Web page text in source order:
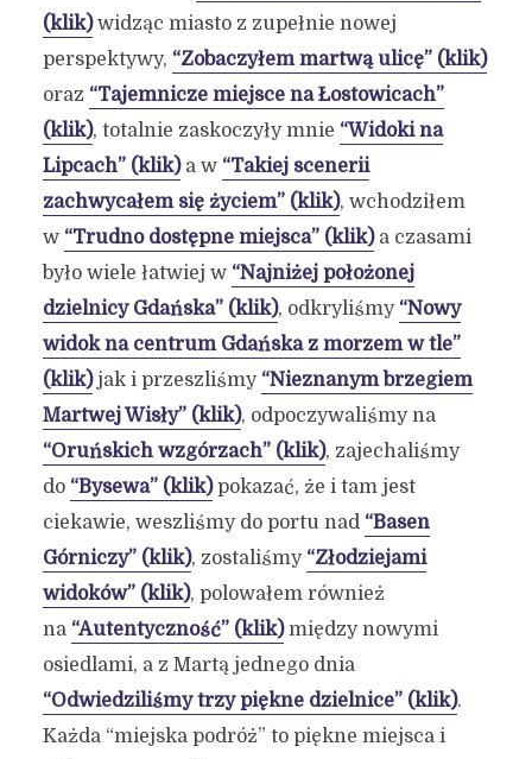
(klik)widząc miasto z zupełnie nowej
perspektywy, “Zobaczyłem martwą ulicę” (klik)
oraz “Tajemnicze miejsce na Łostowicach”
(klik), totalnie zaskoczyły mnie “Widoki na
Lipcach” (klik)a w “Takiej scenerii
zachwycałem się życiem” (klik), wchodziłem
w “Trudno dostępne miejsca” (klik)a czasami
było wiele łatwiej w “Najniżej położonej
dzielnicy Gdańska” (klik), odkryliśmy “Nowy
widok na centrum Gdańska z morzem w tle”
(klik)jak i przeszliśmy “Nieznanym brzegiem
Martwej Wisły” (klik), odpoczywaliśmy na
“Oruńskich wzgórzach” (klik), zajechaliśmy
do “Bysewa” (klik)pokazać, że i tam jest
ciekawie, weszliśmy do portu nad “Basen
Górniczy” (klik), zostaliśmy “Złodziejami
widoków” (klik), polowałem również
na “Autentyczność” (klik)między nowymi
osiedlami, a z Martą jednego dnia
“Odwiedziliśmy trzy piękne dzielnice” (klik).
Każda “miejska podróż” to piękne miejsca i